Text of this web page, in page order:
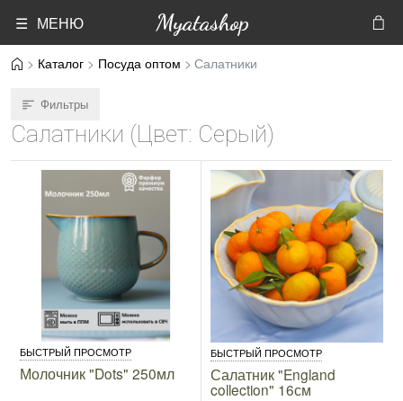
☰ МЕНЮ Myatashop
Каталог Посуда оптом Салатники
Фильтры
Салатники (Цвет: Серый)
БЫСТРЫЙ ПРОСМОТР
Молочник "Dots" 250мл
БЫСТРЫЙ ПРОСМОТР
Салатник "England
collection" 16см